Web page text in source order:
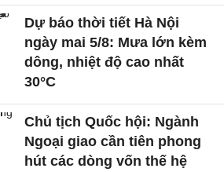
Dự báo thời tiết Hà Nội
ngày mai 5/8: Mưa lớn kèm
dông, nhiệt độ cao nhất
30°C
Chủ tịch Quốc hội: Ngành
Ngoại giao cần tiên phong
hút các dòng vốn thế hệ